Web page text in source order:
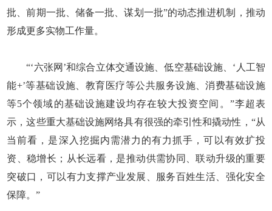
批、前期一批、储备一批、谋划一批”的动态推进机制，推动
形成更多实物工作量。
“‘六张网’和综合立体交通设施、低空基础设施、‘人工智
能+’等基础设施、教育医疗等公共服务设施、消费基础设施
等5个领域的基础设施建设均存在较大投资空间。”李超表
示，这些重大基础设施网络具有很强的牵引性和撬动性，“从
当前看，是深入挖掘内需潜力的有力抓手，可以有效扩投
资、稳增长；从长远看，是推动供需协同、联动升级的重要
突破口，可以有力支撑产业发展、服务百姓生活、强化安全
保障。”